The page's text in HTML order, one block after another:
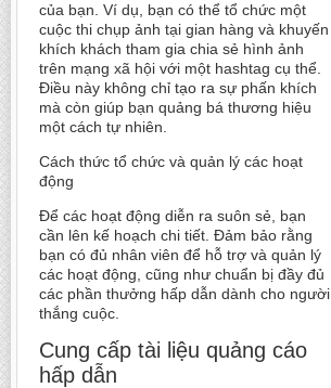
của bạn. Ví dụ, bạn có thể tổ chức một
cuộc thi chụp ảnh tại gian hàng và khuyến
khích khách tham gia chia sẻ hình ảnh
trên mạng xã hội với một hashtag cụ thể.
Điều này không chỉ tạo ra sự phấn khích
mà còn giúp bạn quảng bá thương hiệu
một cách tự nhiên.
Cách thức tổ chức và quản lý các hoạt
động
Để các hoạt động diễn ra suôn sẻ, bạn
cần lên kế hoạch chi tiết. Đảm bảo rằng
bạn có đủ nhân viên để hỗ trợ và quản lý
các hoạt động, cũng như chuẩn bị đầy đủ
các phần thưởng hấp dẫn dành cho người
thắng cuộc.
Cung cấp tài liệu quảng cáo
hấp dẫn